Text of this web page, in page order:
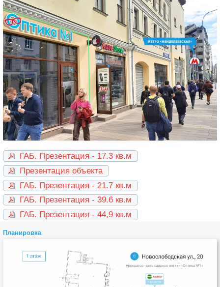
ГАБ. Презентация - 17.3 кв.м
Презентация объекта
ГАБ. Презентация - 21.7 кв.м
ГАБ. Презентация - 39.6 кв.м
ГАБ. Презентация - 44,9 кв.м
Планировка